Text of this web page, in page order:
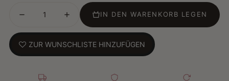
Beruhigt und pflegt dehydrierte, trockene Haut
Reichhaltige, schnell einziehende Formel mit
Ideal für die tägliche Anwendung an Händen und
Körper
IN DEN WARENKORB LEGEN
ZUR WUNSCHLISTE HINZUFÜGEN